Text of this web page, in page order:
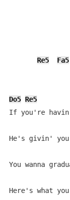
Re5 Fa5
Do5 Re5
If you're
He's givin'
You wanna
Here's what